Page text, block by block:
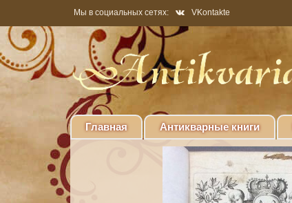
Мы в социальных сетях: VKontakte
Главная Антикварные книги